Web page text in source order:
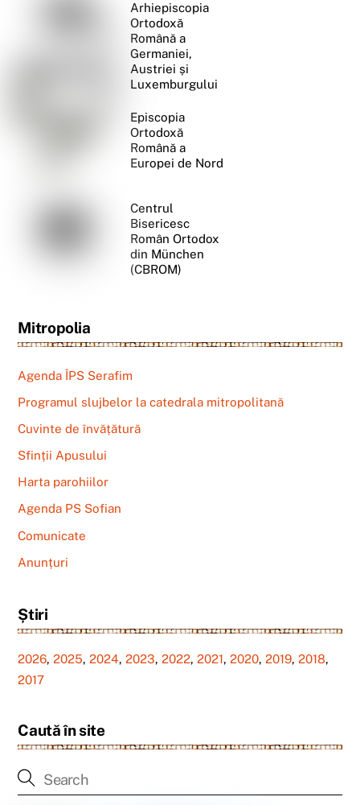
Arhiepiscopia
Ortodoxă
Română a
Germaniei,
Austriei și
Luxemburgului
Episcopia
Ortodoxă
Română a
Europei de Nord
Centrul
Bisericesc
Român Ortodox
din München
(CBROM)
Mitropolia
Agenda ÎPS Serafim
Programul slujbelor la catedrala mitropolitană
Cuvinte de învățătură
Sfinții Apusului
Harta parohiilor
Agenda PS Sofian
Comunicate
Anunțuri
Știri
2026,2025,2024,2023,2022,2021,2020,2019,2018,
2017
Caută în site